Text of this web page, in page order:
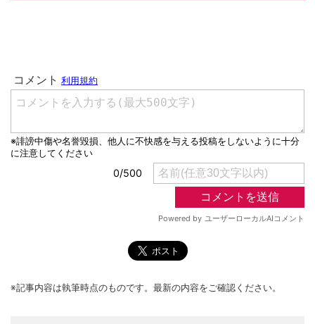
※記事内容は執筆時点のものです。最新の内容をご確認ください。